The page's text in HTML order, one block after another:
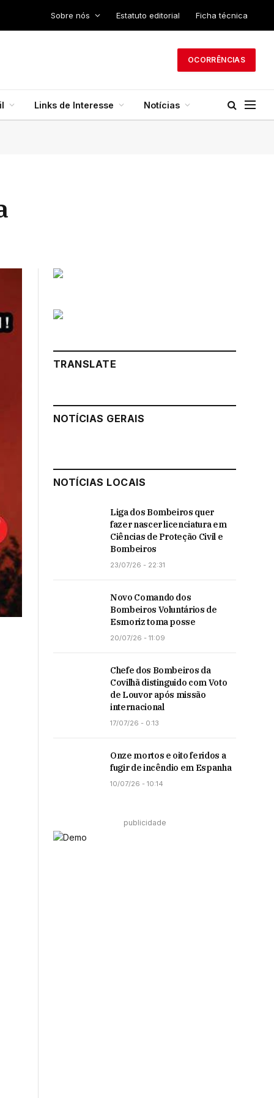
Sobre nós Estatuto editorial Ficha técnica
OCORRÊNCIAS
Links de Interesse Notícias
TRANSLATE
NOTÍCIAS GERAIS
NOTÍCIAS LOCAIS
Liga dos Bombeiros quer
fazer nascer licenciatura em
Ciências de Proteção Civil e
Bombeiros
23/07/26 - 22:31
Novo Comando dos
Bombeiros Voluntários de
Esmoriz toma posse
20/07/26 - 11:09
Chefe dos Bombeiros da
Covilhã distinguido com Voto
de Louvor após missão
internacional
17/07/26 - 0:13
Onze mortos e oito feridos a
fugir de incêndio em Espanha
10/07/26 - 10:14
publicidade